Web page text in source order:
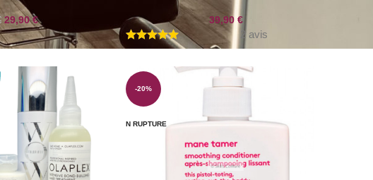
29,90€ 39,90 €
2 avis
-20%
EN RUPTURE